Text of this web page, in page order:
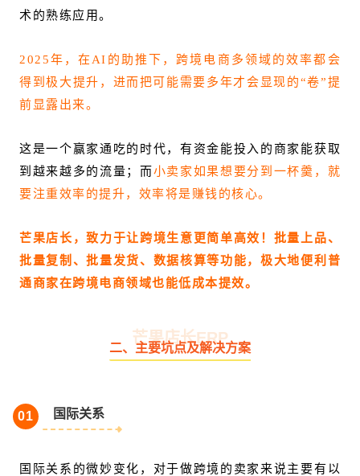
术的熟练应用。
2025年，在AI的助推下，跨境电商多领域的效率都会
得到极大提升，进而把可能需要多年才会显现的“卷”提
前显露出来。
这是一个赢家通吃的时代，有资金能投入的商家能获取
到越来越多的流量；而小卖家如果想要分到一杯羹，就
要注重效率的提升，效率将是赚钱的核心。
芒果店长，致力于让跨境生意更简单高效！批量上品、
批量复制、批量发货、数据核算等功能，极大地便利普
通商家在跨境电商领域也能低成本提效。
芒果店长ERP
二、主要坑点及解决方案
01 国际关系
国际关系的微妙变化，对于做跨境的卖家来说主要有以